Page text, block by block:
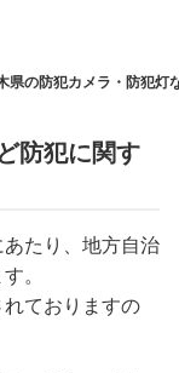
県の防犯カメラ・防犯灯
防犯に関す
たり、地方自治
。
ておりますの